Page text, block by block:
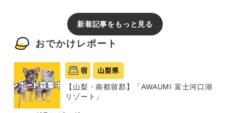
新着記事をもっと見る
おでかけレポート
宿 山梨県
【山梨・南都留郡】「AWAUMI 富士河口湖
リゾート」